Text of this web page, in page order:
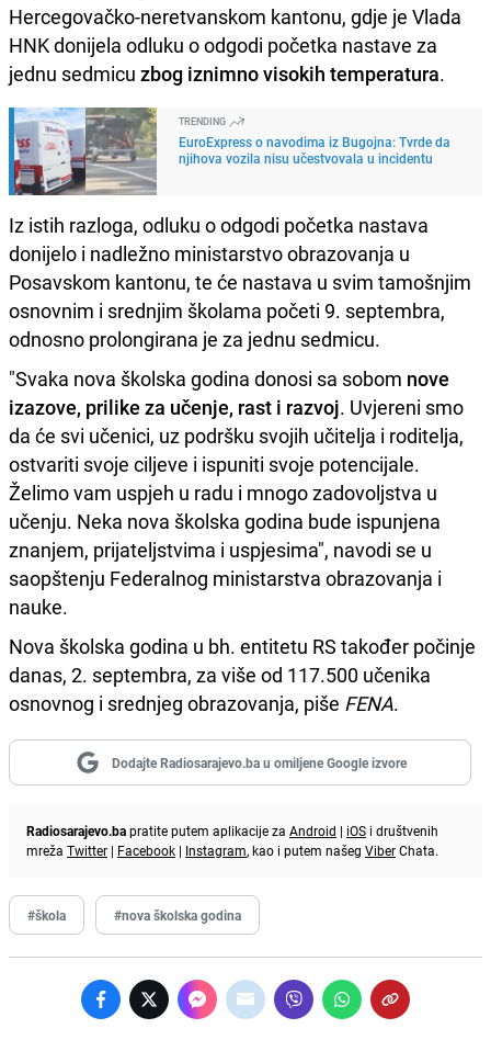
Hercegovačko-neretvanskom kantonu, gdje je Vlada
HNK donijela odluku o odgodi početka nastave za
jednu sedmicu zbog iznimno visokih temperatura.
TRENDING
EuroExpress o navodima iz Bugojna: Tvrde da
njihova vozila nisu učestvovala u incidentu
Iz istih razloga, odluku o odgodi početka nastava
donijelo i nadležno ministarstvo obrazovanja u
Posavskom kantonu, te će nastava u svim tamošnjim
osnovnim i srednjim školama početi 9. septembra,
odnosno prolongirana je za jednu sedmicu.
"Svaka nova školska godina donosi sa sobom nove
izazove, prilike za učenje, rast i razvoj. Uvjereni smo
da će svi učenici, uz podršku svojih učitelja i roditelja,
ostvariti svoje ciljeve i ispuniti svoje potencijale.
Želimo vam uspjeh u radu i mnogo zadovoljstva u
učenju. Neka nova školska godina bude ispunjena
znanjem, prijateljstvima i uspjesima", navodi se u
saopštenju Federalnog ministarstva obrazovanja i
nauke.
Nova školska godina u bh. entitetu RS također počinje
danas, 2. septembra, za više od 117.500 učenika
osnovnog i srednjeg obrazovanja, piše FENA.
Dodajte Radiosarajevo.ba u omiljene Google izvore
Radiosarajevo.bapratite putem aplikacije za Android | iOS i društvenih
mreža Twitter | Facebook | Instagram, kao i putem našeg ViberChata.
#škola #nova školska godina